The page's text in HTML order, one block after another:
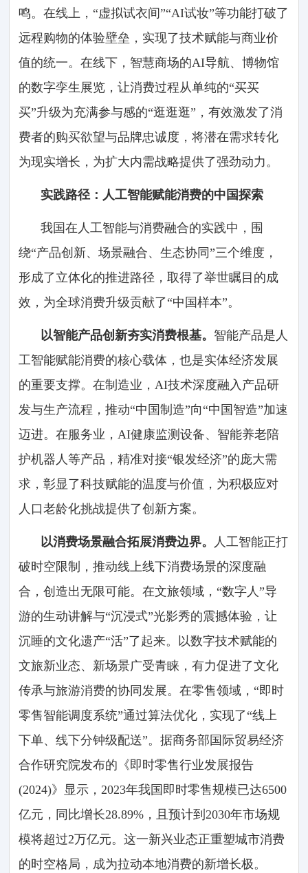
鸣。在线上，“虚拟试衣间”“AI试妆”等功能打破了
远程购物的体验壁垒，实现了技术赋能与商业价
值的统一。在线下，智慧商场的AI导航、博物馆
的数字孪生展览，让消费过程从单纯的“买买
买”升级为充满参与感的“逛逛逛”，有效激发了消
费者的购买欲望与品牌忠诚度，将潜在需求转化
为现实增长，为扩大内需战略提供了强劲动力。
实践路径：人工智能赋能消费的中国探索
我国在人工智能与消费融合的实践中，围
绕“产品创新、场景融合、生态协同”三个维度，
形成了立体化的推进路径，取得了举世瞩目的成
效，为全球消费升级贡献了“中国样本”。
以智能产品创新夯实消费根基。 智能产品是人
工智能赋能消费的核心载体，也是实体经济发展
的重要支撑。在制造业，AI技术深度融入产品研
发与生产流程，推动“中国制造”向“中国智造”加速
迈进。在服务业，AI健康监测设备、智能养老陪
护机器人等产品，精准对接“银发经济”的庞大需
求，彰显了科技赋能的温度与价值，为积极应对
人口老龄化挑战提供了创新方案。
以消费场景融合拓展消费边界。
人工智能正打
破时空限制，推动线上线下消费场景的深度融
合，创造出无限可能。在文旅领域，“数字人”导
游的生动讲解与“沉浸式”光影秀的震撼体验，让
沉睡的文化遗产“活”了起来。以数字技术赋能的
文旅新业态、新场景广受青睐，有力促进了文化
传承与旅游消费的协同发展。在零售领域，“即时
零售智能调度系统”通过算法优化，实现了“线上
下单、线下分钟级配送”。据商务部国际贸易经济
合作研究院发布的《即时零售行业发展报告
(2024)》显示，2023年我国即时零售规模已达6500
亿元，同比增长28.89%，且预计到2030年市场规
模将超过2万亿元。这一新兴业态正重塑城市消费
的时空格局，成为拉动本地消费的新增长极。